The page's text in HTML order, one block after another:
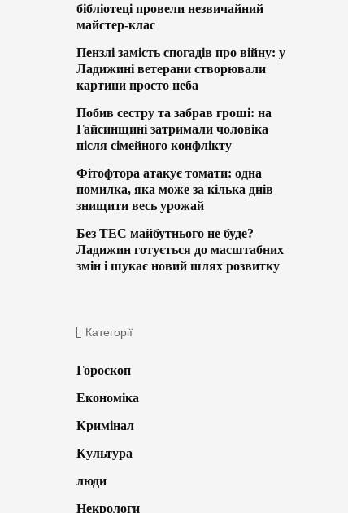
бібліотеці провели незвичайний
майстер-клас
Пензлі замість спогадів про війну: у
Ладижині ветерани створювали
картини просто неба
Побив сестру та забрав гроші: на
Гайсинщині затримали чоловіка
після сімейного конфлікту
Фітофтора атакує томати: одна
помилка, яка може за кілька днів
знищити весь урожай
Без ТЕС майбутнього не буде?
Ладижин готується до масштабних
змін і шукає новий шлях розвитку
Категорії
Гороскоп
Економіка
Кримінал
Культура
люди
Некрологи